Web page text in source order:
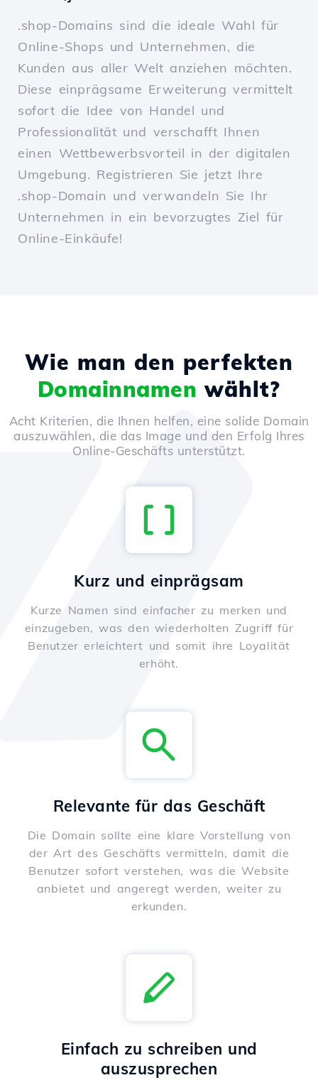
.shop-Domains sind die ideale Wahl für
Online-Shops und Unternehmen, die
Kunden aus aller Welt anziehen möchten.
Diese einprägsame Erweiterung vermittelt
sofort die Idee von Handel und
Professionalität und verschafft Ihnen
einen Wettbewerbsvorteil in der digitalen
Umgebung. Registrieren Sie jetzt Ihre
.shop-Domain und verwandeln Sie Ihr
Unternehmen in ein bevorzugtes Ziel für
Online-Einkäufe!
Wie man den perfekten
Domainnamen wählt?
Acht Kriterien, die Ihnen helfen, eine solide Domain
auszuwählen, die das Image und den Erfolg Ihres
Online-Geschäfts unterstützt.
Kurz und einprägsam
Kurze Namen sind einfacher zu merken und
einzugeben, was den wiederholten Zugriff für
Benutzer erleichtert und somit ihre Loyalität
erhöht.
Relevante für das Geschäft
Die Domain sollte eine klare Vorstellung von
der Art des Geschäfts vermitteln, damit die
Benutzer sofort verstehen, was die Website
anbietet und angeregt werden, weiter zu
erkunden.
Einfach zu schreiben und
auszusprechen